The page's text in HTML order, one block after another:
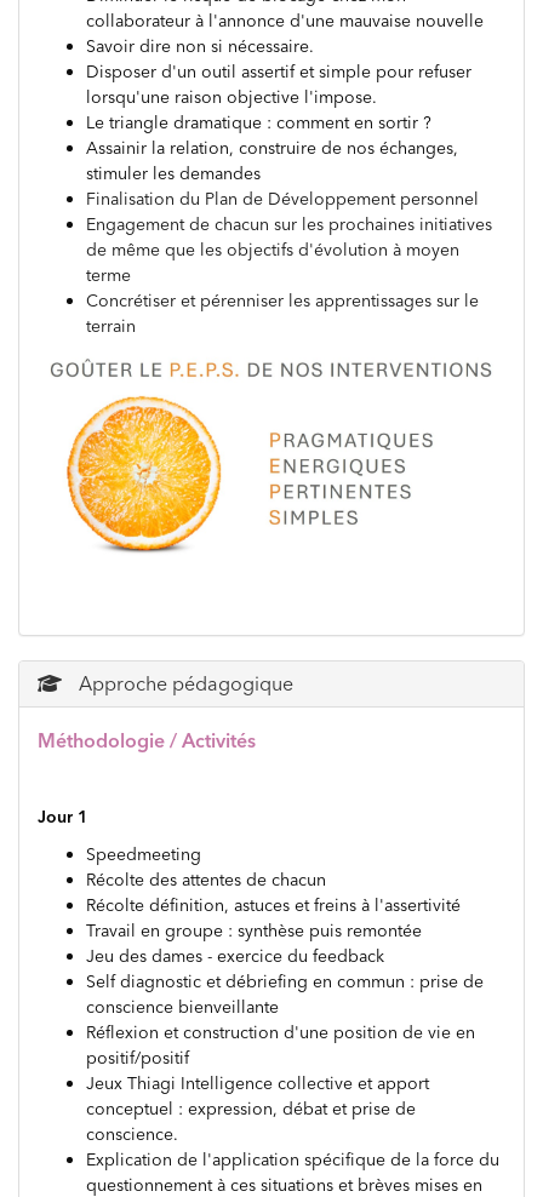
collaborateur à l'annonce d'une mauvaise nouvelle
Savoir dire non si nécessaire.
Disposer d'un outil assertif et simple pour refuser
lorsqu'une raison objective l'impose.
Le triangle dramatique : comment en sortir ?
Assainir la relation, construire de nos échanges,
stimuler les demandes
Finalisation du Plan de Développement personnel
Engagement de chacun sur les prochaines initiatives
de même que les objectifs d'évolution à moyen
terme
Concrétiser et pérenniser les apprentissages sur le
terrain
Approche pédagogique
Méthodologie / Activités
Jour 1
Speedmeeting
Récolte des attentes de chacun
Récolte définition, astuces et freins à l'assertivité
Travail en groupe : synthèse puis remontée
Jeu des dames - exercice du feedback
Self diagnostic et débriefing en commun : prise de
conscience bienveillante
Réflexion et construction d'une position de vie en
positif/positif
Jeux Thiagi Intelligence collective et apport
conceptuel : expression, débat et prise de
conscience.
Explication de l'application spécifique de la force du
questionnement à ces situations et brèves mises en